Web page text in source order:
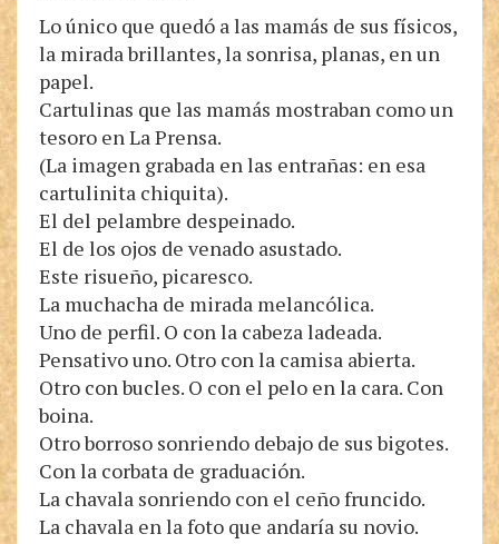
Lo único que quedó a las mamás de sus físicos,
la mirada brillantes, la sonrisa, planas, en un
papel.
Cartulinas que las mamás mostraban como un
tesoro en La Prensa.
(La imagen grabada en las entrañas: en esa
cartulinita chiquita).
El del pelambre despeinado.
El de los ojos de venado asustado.
Este risueño, picaresco.
La muchacha de mirada melancólica.
Uno de perfil. O con la cabeza ladeada.
Pensativo uno. Otro con la camisa abierta.
Otro con bucles. O con el pelo en la cara. Con
boina.
Otro borroso sonriendo debajo de sus bigotes.
Con la corbata de graduación.
La chavala sonriendo con el ceño fruncido.
La chavala en la foto que andaría su novio.